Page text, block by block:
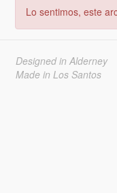
Lo sentimos, este
Designed in Alderney
Made in Los Santos